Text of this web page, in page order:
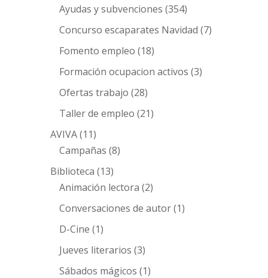
Ayudas y subvenciones (354)
Concurso escaparates Navidad (7)
Fomento empleo (18)
Formación ocupacion activos (3)
Ofertas trabajo (28)
Taller de empleo (21)
AVIVA(11)
Campañas (8)
Biblioteca (13)
Animación lectora (2)
Conversaciones de autor(1)
D-Cine (1)
Jueves literarios (3)
Sábados mágicos (1)